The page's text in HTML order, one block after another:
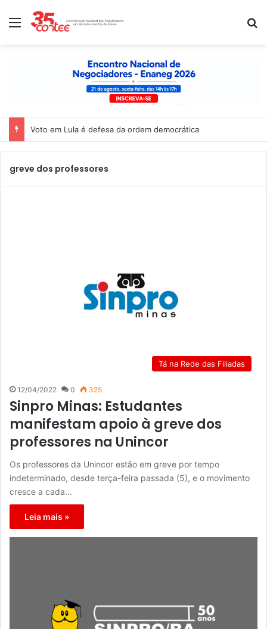
Menu
Voto em Lula é defesa da ordem democrática
greve dos professores
Tá na Rede das Filiadas
12/04/2022 0 325
Sinpro Minas: Estudantes
manifestam apoio à greve dos
professores na Unincor
Os professores da Unincor estão em greve por tempo
indeterminado, desde terça-feira passada (5), e o movimento
cresce a cada…
Leia mais »